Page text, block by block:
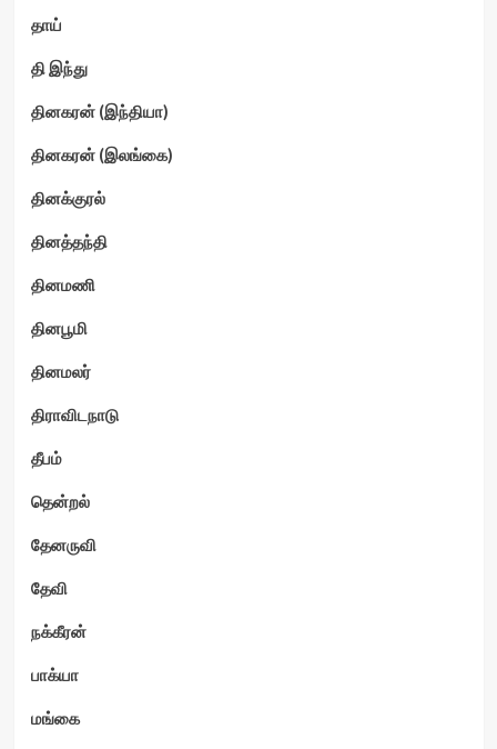
தாய்
தி இந்து
தினகரன் (இந்தியா)
தினகரன் (இலங்கை)
தினக்குரல்
தினத்தந்தி
தினமணி
தினபூமி
தினமலர்
திராவிடநாடு
தீபம்
தென்றல்
தேனருவி
தேவி
நக்கீரன்
பாக்யா
மங்கை